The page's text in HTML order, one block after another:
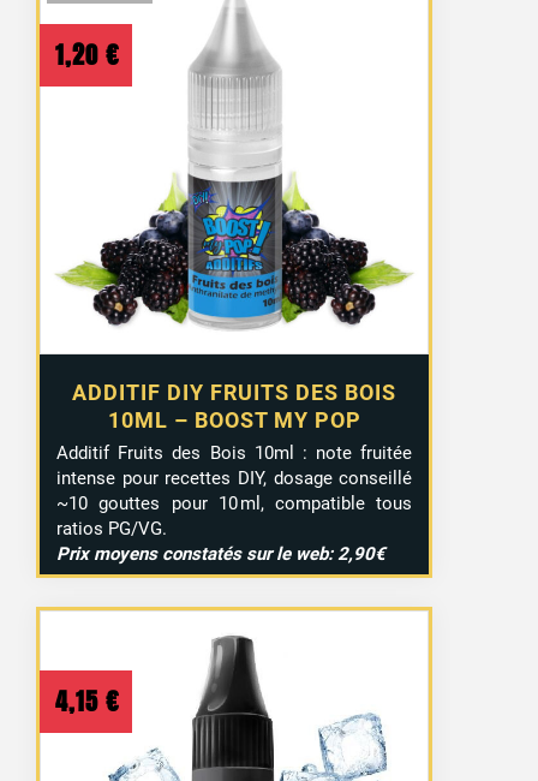
ADDITIF DIY FRUITS DES BOIS
10ML – BOOST MY POP
1,20 €
Additif Fruits des Bois 10ml : note fruitée
intense pour recettes DIY, dosage conseillé
~10 gouttes pour 10 ml, compatible tous
ratios PG/VG.
Prix moyens constatés sur le web: 2,90€
4,15 €